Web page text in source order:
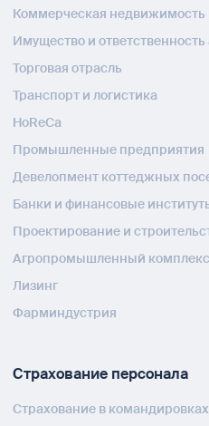
Коммерческая недвижимость
Имущество и
Торговая отрасль
Транспорт и логистика
HoReCa
Промышленные предприятия
Девелопмент коттеджных
Банки и финансовые
Проектирование и
Агропромышленный комплекс
Лизинг
Фарминдустрия
Страхование персонала
Страхование в командировках